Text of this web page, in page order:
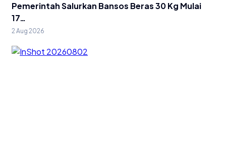
Pemerintah Salurkan Bansos Beras 30 Kg Mulai
17…
2 Aug 2026